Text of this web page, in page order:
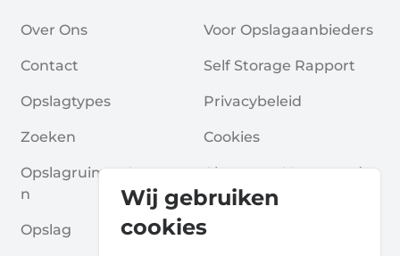
Wij gebruiken
cookies
Over Ons
Contact
Opslagtypes
Zoeken
Opslagruimte Aanvrage
N
Opslag
Voor Opslagaanbieders
Self Storage Rapport
Privacybeleid
Cookies
Algemene Voorwaarde
N
Veelgestelde Vragen